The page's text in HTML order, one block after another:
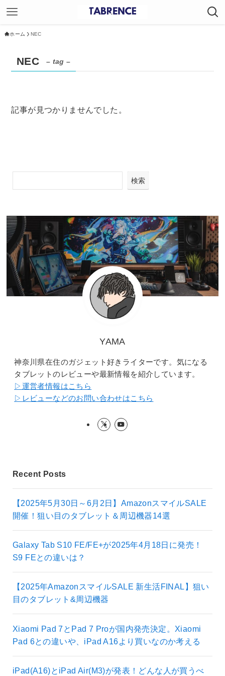
ホーム NEC
NEC – tag –
記事が見つかりませんでした。
検索
YAMA
神奈川県在住のガジェット好きライターです。気になる
タブレットのレビューや最新情報を紹介しています。
▷運営者情報はこちら
▷レビューなどのお問い合わせはこちら
Recent Posts
【2025年5月30日～6月2日】AmazonスマイルSALE
開催！狙い目のタブレット＆周辺機器14選
Galaxy Tab S10 FE/FE+が2025年4月18日に発売！
S9 FEとの違いは？
【2025年AmazonスマイルSALE 新生活FINAL】狙い
目のタブレット&周辺機器
Xiaomi Pad 7とPad 7 Proが国内発売決定。Xiaomi
Pad 6との違いや、iPad A16より買いなのか考える
iPad(A16)とiPad Air(M3)が発表！どんな人が買うべ